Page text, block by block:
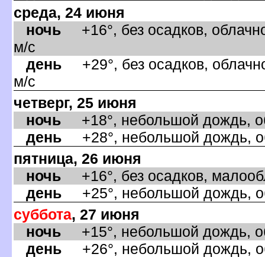
среда, 24 июня
ночь +16°, без осадков,
м/с
день +29°, без осадков,
м/с
четверг, 25 июня
ночь +18°, небольшой дождь,
день +28°, небольшой дождь,
пятница, 26 июня
ночь +16°, без осадков,
день +25°, небольшой дождь,
суббота, 27 июня
ночь +15°, небольшой дождь,
день +26°, небольшой дождь,